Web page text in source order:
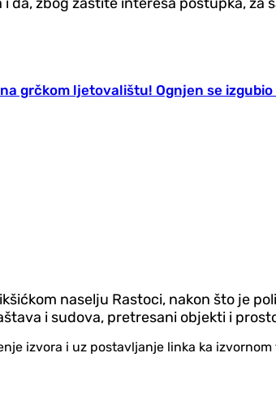
grčkom ljetovalištu! Ognjen se
naselju Rastoci, nakon što je
i sudova, pretresani objekti i
izvora i uz postavljanje linka ka